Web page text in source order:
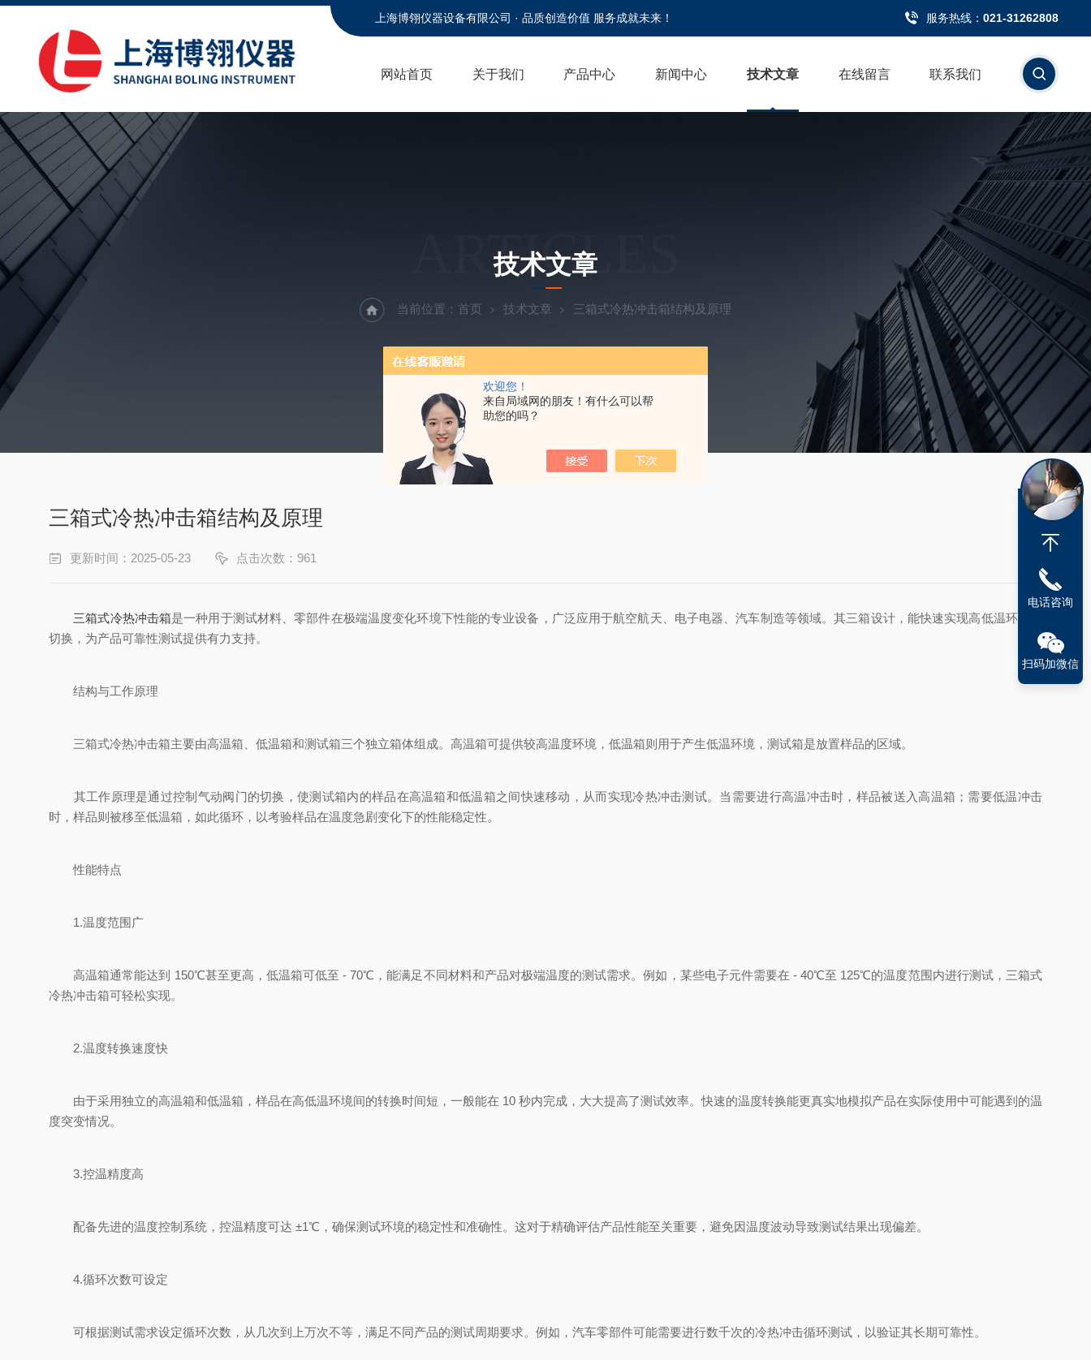
欢迎您！
来自局域网的朋友！有什么可以帮
助您的吗？
上海博翎仪器设备有限公司 · 品质创造价值 服务成就未来！ 服务热线： 021-31262808
网站首页 关于我们 产品中心 新闻中心 技术文章 在线留言 联系我们
ARTICLES
技术文章
当前位置： 首页 技术文章 三箱式冷热冲击箱结构及原理
三箱式冷热冲击箱结构及原理
更新时间：2025-05-23 点击次数：961
三箱式冷热冲击箱是一种用于测试材料、零部件在极端温度变化环境下性能的专业设备，广泛应用于航空航天、电子电器、汽车制造等领域。其三箱设计，能快速实现高低温环境的
切换，为产品可靠性测试提供有力支持。
结构与工作原理
三箱式冷热冲击箱主要由高温箱、低温箱和测试箱三个独立箱体组成。高温箱可提供较高温度环境，低温箱则用于产生低温环境，测试箱是放置样品的区域。
其工作原理是通过控制气动阀门的切换，使测试箱内的样品在高温箱和低温箱之间快速移动，从而实现冷热冲击测试。当需要进行高温冲击时，样品被送入高温箱；需要低温冲击
时，样品则被移至低温箱，如此循环，以考验样品在温度急剧变化下的性能稳定性。
性能特点
1.温度范围广
高温箱通常能达到 150℃甚至更高，低温箱可低至 - 70℃，能满足不同材料和产品对极端温度的测试需求。例如，某些电子元件需要在 - 40℃至 125℃的温度范围内进行测试，三箱式
冷热冲击箱可轻松实现。
2.温度转换速度快
由于采用独立的高温箱和低温箱，样品在高低温环境间的转换时间短，一般能在 10 秒内完成，大大提高了测试效率。快速的温度转换能更真实地模拟产品在实际使用中可能遇到的温
度突变情况。
3.控温精度高
配备先进的温度控制系统，控温精度可达 ±1℃，确保测试环境的稳定性和准确性。这对于精确评估产品性能至关重要，避免因温度波动导致测试结果出现偏差。
4.循环次数可设定
可根据测试需求设定循环次数，从几次到上万次不等，满足不同产品的测试周期要求。例如，汽车零部件可能需要进行数千次的冷热冲击循环测试，以验证其长期可靠性。
电话咨询
扫码加微信